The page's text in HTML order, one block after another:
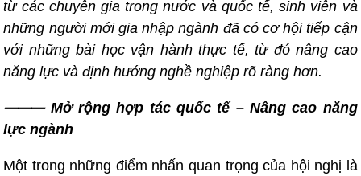
từ các chuyên gia trong nước và quốc tế, sinh viên và
những người mới gia nhập ngành đã có cơ hội tiếp cận
với những bài học vận hành thực tế, từ đó nâng cao
năng lực và định hướng nghề nghiệp rõ ràng hơn.
⸻ Mở rộng hợp tác quốc tế – Nâng cao năng
lực ngành
Một trong những điểm nhấn quan trọng của hội nghị là